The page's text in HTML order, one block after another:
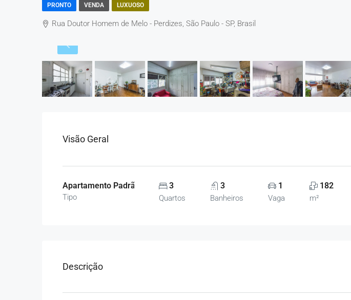
PRONTO VENDA LUXUOSO
Rua Doutor Homem de Melo - Perdizes, São Paulo - SP, Brasil
Visão Geral
Apartamento Padrão, Apartamentos
Tipo
3
Quartos
3
Banheiros
1
Vaga
182
m²
Descrição